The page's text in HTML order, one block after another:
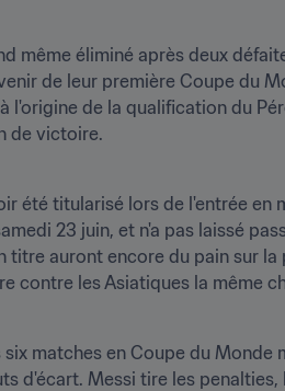
même éliminé après deux
de leur première Coupe du
de la qualification du
de victoire.
été titularisé lors de l'entrée en
23 juin, et n'a pas laissé
auront encore du pain sur la
contre les Asiatiques la même
six matches en Coupe du Monde
d'écart. Messi tire les